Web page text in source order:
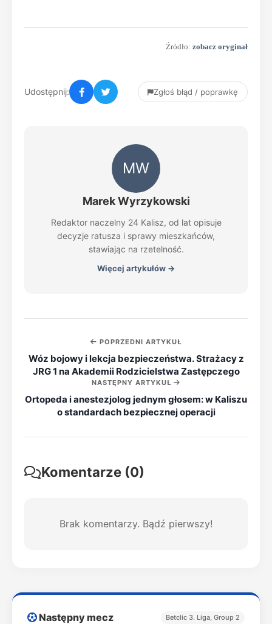
Źródło: zobacz oryginał
Udostępnij: Zgłoś błąd / poprawkę
MW
Marek Wyrzykowski
Redaktor naczelny 24 Kalisz, od lat opisuje
decyzje ratusza i sprawy mieszkańców,
stawiając na rzetelność.
Więcej artykułów →
POPRZEDNI ARTYKUŁ
Wóz bojowy i lekcja bezpieczeństwa. Strażacy z
JRG 1 na Akademii Rodzicielstwa Zastępczego
NASTĘPNY ARTYKUŁ
Ortopeda i anestezjolog jednym głosem: w Kaliszu
o standardach bezpiecznej operacji
Komentarze (0)
Brak komentarzy. Bądź pierwszy!
Następny mecz Betclic 3. Liga, Group 2